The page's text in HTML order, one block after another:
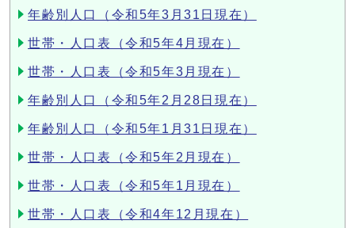
年齢別人口（令和5年3月31日現在）
世帯・人口表（令和5年4月現在）
世帯・人口表（令和5年3月現在）
年齢別人口（令和5年2月28日現在）
年齢別人口（令和5年1月31日現在）
世帯・人口表（令和5年2月現在）
世帯・人口表（令和5年1月現在）
世帯・人口表（令和4年12月現在）